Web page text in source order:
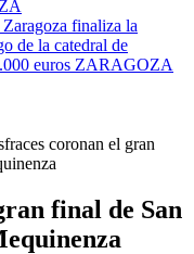
finaliza la
de la catedral de
euros ZARAGOZA
coronan el gran
final de San